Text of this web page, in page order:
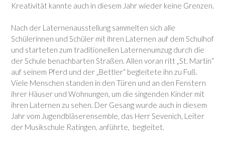
Kreativität kannte auch in diesem Jahr wieder keine Grenzen.
Nach der Laternenausstellung sammelten sich alle
Schülerinnen und Schüler mit ihren Laternen auf dem Schulhof
und starteten zum traditionellen Laternenumzug durch die
der Schule benachbarten Straßen. Allen voran ritt „St. Martin“
auf seinem Pferd und der „Bettler“ begleitete ihn zu Fuß.
Viele Menschen standen in den Türen und an den Fenstern
ihrer Häuser und Wohnungen, um die singenden Kinder mit
ihren Laternen zu sehen. Der Gesang wurde auch in diesem
Jahr vom Jugendbläserensemble, das Herr Sevenich, Leiter
der Musikschule Ratingen, anführte, begleitet.